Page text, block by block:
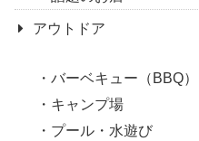
アウトドア
バーベキュー（BBQ）
キャンプ場
プール・水遊び